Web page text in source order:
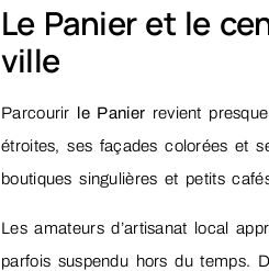
Le Panier et le
ville
Parcourir le Panier revient
étroites, ses façades colorées et
boutiques singulières et petits
Les amateurs d’artisanat local
parfois suspendu hors du temps.